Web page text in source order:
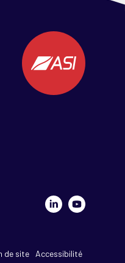
de site Accessibilité